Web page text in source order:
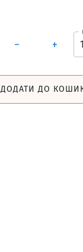
– +
ДОДАТИ ДО